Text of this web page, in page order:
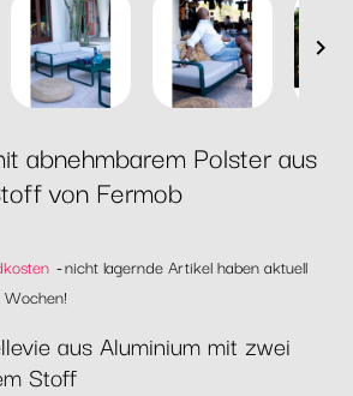

abnehmbarem Polster aus
von Fermob
nicht lagernde Artikel haben aktuell
aus Aluminium mit zwei
Stoff